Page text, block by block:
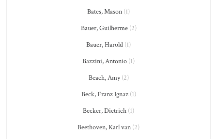
Bates, Mason (1)
Bauer, Guilherme(2)
Bauer, Harold (1)
Bazzini, Antonio (1)
Beach, Amy(2)
Beck, Franz Ignaz(1)
Becker, Dietrich (1)
Beethoven, Karl van (2)